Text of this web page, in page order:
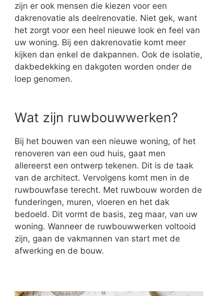
zijn er ook mensen die kiezen voor een
dakrenovatie als deelrenovatie. Niet gek, want
het zorgt voor een heel nieuwe look en feel van
uw woning. Bij een dakrenovatie komt meer
kijken dan enkel de dakpannen. Ook de isolatie,
dakbedekking en dakgoten worden onder de
loep genomen.
Wat zijn ruwbouwwerken?
Bij het bouwen van een nieuwe woning, of het
renoveren van een oud huis, gaat men
allereerst een ontwerp tekenen. Dit is de taak
van de architect. Vervolgens komt men in de
ruwbouwfase terecht. Met ruwbouw worden de
funderingen, muren, vloeren en het dak
bedoeld. Dit vormt de basis, zeg maar, van uw
woning. Wanneer de ruwbouwwerken voltooid
zijn, gaan de vakmannen van start met de
afwerking en de bouw.